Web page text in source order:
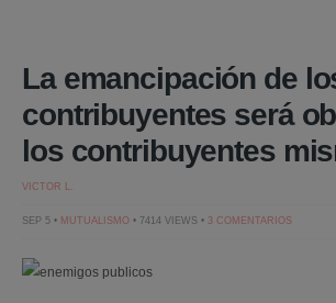
La emancipación de
contribuyentes será
los contribuyentes
VICTOR L.
SEP 5 • MUTUALISMO • 7414 VIEWS • 3 COMENTARIOSEN